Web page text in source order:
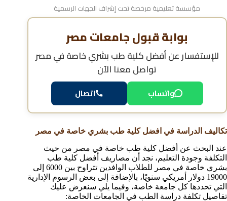
مؤسسة تعليمية مرخصة تحت إشراف الجهات الرسمية
بوابة قبول جامعات مصر
للإستفسار عنأفضل كلية طب بشري خاصة في مصر
تواصل معنا الآن
واتساب اتصال
تكاليف الدراسة في افضل كلية طب بشري خاصة في مصر
عند البحث عن أفضل كلية طب خاصة في مصر من حيث
التكلفة وجودة التعليم، نجد أن مصاريف أفضل كلية طب
بشري خاصة في مصر للطلاب الوافدين تتراوح بين 6000 إلى
19000 دولار أمريكي سنويًا، بالإضافة إلى بعض الرسوم الإدارية
التي تحددها كل جامعة خاصة، وفيما يلي سنعرض عليك
تفاصيل تكلفة دراسة الطب في الجامعات الخاصة: